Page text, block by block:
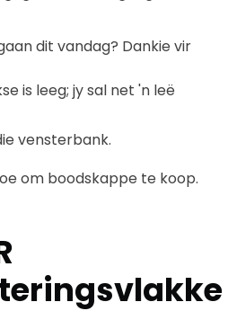
dit vandag? Dankie vir
is leeg; jy sal net 'n leë
vensterbank.
om boodskappe te koop.